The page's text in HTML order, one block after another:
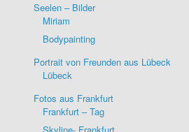
Seelen – Bilder
Miriam
Bodypainting
Portrait von Freunden aus Lübeck
Lübeck
Fotos aus Frankfurt
Frankfurt – Tag